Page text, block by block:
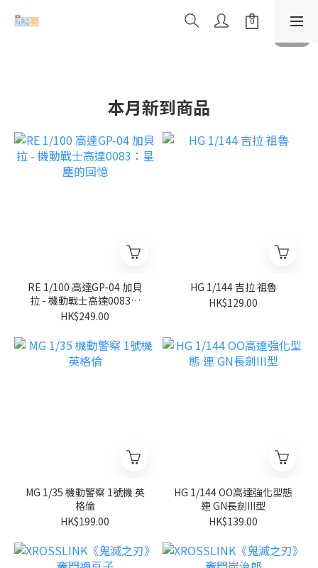
本月新到商品
RE 1/100 高達GP-04 加貝
拉 - 機動戰士高達0083：
星塵的回憶
HK$249.00
HG 1/144 吉拉 祖魯
HK$129.00
MG 1/35 機動警察 1號機 英
格倫
HK$199.00
HG 1/144 OO高達強化型態
連 GN長劍III型
HK$139.00